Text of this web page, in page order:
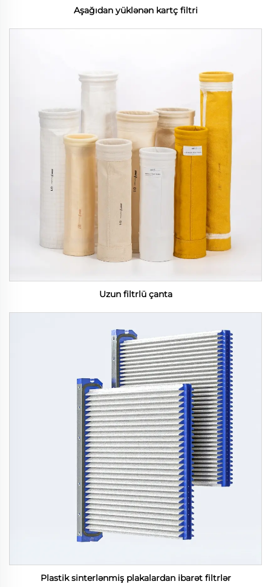
Aşağıdan yüklənən kartç filtri
Uzun filtrlü çanta
Plastik sinterlənmiş plakalardan ibarət filtrlər